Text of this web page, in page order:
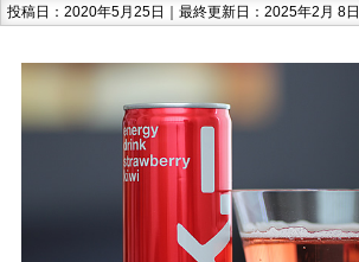
投稿日：2020年5月25日｜最終更新日：2025年2月 8日